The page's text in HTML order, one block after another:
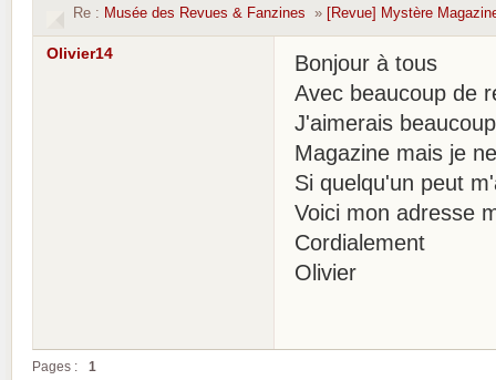
Re : Musée des Revues & Fanzines » [Revue] Mystère
Olivier14
Bonjour à tous
Avec beaucoup de
J'aimerais
Magazine mais je
Si quelqu'un peut
Voici mon adresse
Cordialement
Olivier
Pages : 1